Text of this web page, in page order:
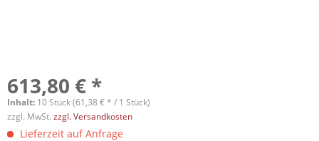
613,80 € *
Inhalt: 10 Stück (61,38 € * / 1 Stück)
zzgl. MwSt. zzgl. Versandkosten
Lieferzeit auf Anfrage